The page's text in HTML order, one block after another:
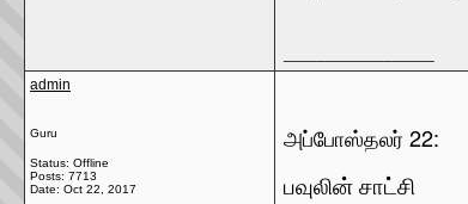
admin
Guru
Status: Offline
Posts: 7713
Date: Oct 22, 2017
அப்போஸ்தலர் 22:
பவுலின் சாட்சி